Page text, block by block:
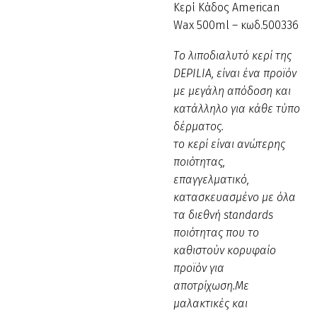
Κερί Κάδος American
Wax 500ml – κωδ.500336
Tο λιποδιαλυτό κερί της
DEPILIA, είναι ένα προïόν
με μεγάλη απόδοση και
κατάλληλο για κάθε τύπο
δέρματος.
το κερί είναι ανώτερης
ποιότητας,
επαγγελματικό,
κατασκευασμένο με όλα
τα διεθνή standards
ποιότητας που το
καθιστούν κορυφαίο
προϊόν για
αποτρίχωση.Με
μαλακτικές και